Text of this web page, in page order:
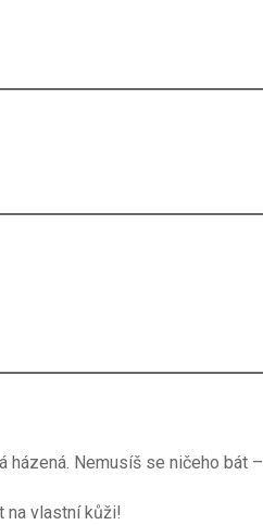
házená. Nemusíš se ničeho bát –
na vlastní kůži!